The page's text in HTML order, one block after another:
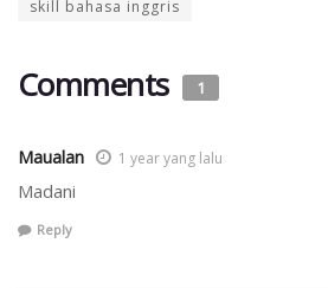
skill bahasa inggris
Comments 1
Maualan 1 year yang lalu
Madani
Reply